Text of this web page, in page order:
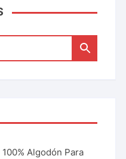
Algodón Para